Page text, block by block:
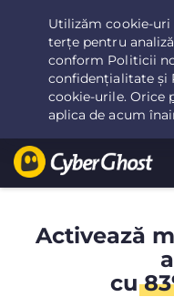
Ai ales:Cea mai bună ofertă
Activează
cu